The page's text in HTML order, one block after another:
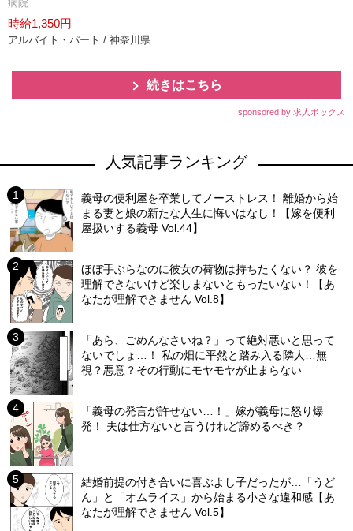
病院
時給1,350円
アルバイト・パート / 神奈川県
続きはこちら
sponsored by 求人ボックス
人気記事ランキング
義母の便利屋を卒業してノーストレス！ 離婚から始
まる妻と娘の新たな人生に悔いはなし！【嫁を便利
屋扱いする義母 Vol.44】
ほぼ手ぶらなのに彼女の荷物は持ちたくない？ 彼を
理解できないけど楽しまないともったいない！【あ
なたが理解できません Vol.8】
「あら、ごめんなさいね？」って絶対悪いと思って
ないでしょ…！ 私の畑に平然と踏み入る隣人…無
視？悪意？その行動にモヤモヤが止まらない
「義母の発言が許せない…！」嫁が義母に怒り爆
発！ 夫は仕方ないと言うけれど諦めるべき？
結婚前提の付き合いに喜ぶよし子だったが…「うど
ん」と「オムライス」から始まる小さな違和感【あ
なたが理解できません Vol.5】